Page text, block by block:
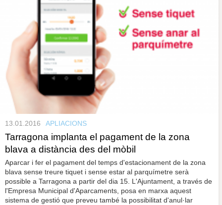
13.01.2016 APLIACIONS
Tarragona implanta el pagament de la zona
blava a distància des del mòbil
Aparcar i fer el pagament del temps d'estacionament de la zona
blava sense treure tiquet i sense estar al parquímetre serà
possible a Tarragona a partir del dia 15. L'Ajuntament, a través de
l'Empresa Municipal d'Aparcaments, posa en marxa aquest
sistema de gestió que preveu també la possibilitat d'anul·lar